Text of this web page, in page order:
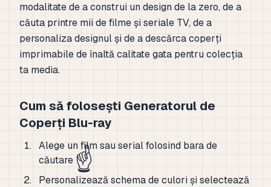
modalitate de a construi un design de la zero, de a
căuta printre mii de filme și seriale TV, de a
personaliza designul și de a descărca coperți
imprimabile de înaltă calitate gata pentru colecția
ta media.
Cum să folosești Generatorul de
Coperți Blu-ray
Alege un film sau serial folosind bara de
căutare ☝️
Personalizează schema de culori și selectează